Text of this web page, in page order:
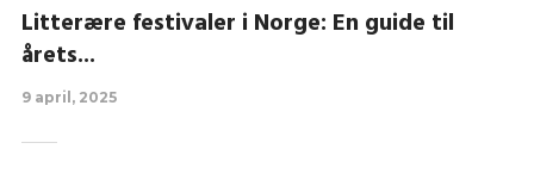
Litterære festivaler i Norge: En guide til
årets...
9 april, 2025